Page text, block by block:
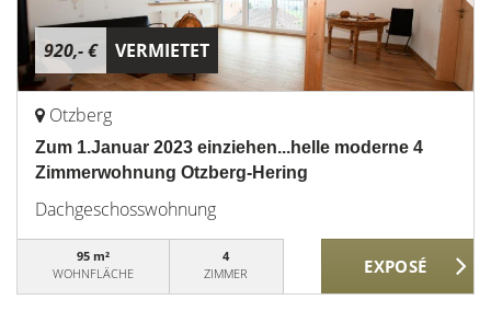
920,- € VERMIETET
Otzberg
Zum 1.Januar 2023 einziehen...helle moderne 4
Zimmerwohnung Otzberg-Hering
Dachgeschosswohnung
95 m²
WOHNFLÄCHE
4
ZIMMER